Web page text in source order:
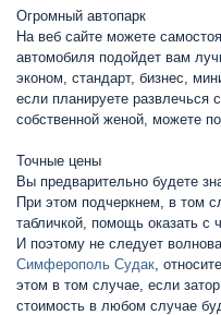
Огромный автопарк
На веб сайте можете
автомобиля подойдет вам
эконом, стандарт, бизнес,
если планируете развлечься
собственной женой, можете
Точные цены
Вы предварительно будете
При этом подчеркнем, в том
табличкой, помощь оказать с
И поэтому не следует
Симферополь Судак,
этом в том случае, если
стоимость в любом случае